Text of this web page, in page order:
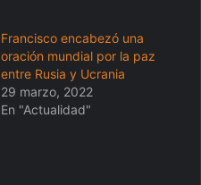
Francisco encabezó una
oración mundial por la paz
entre Rusia y Ucrania
29 marzo, 2022
En "Actualidad"